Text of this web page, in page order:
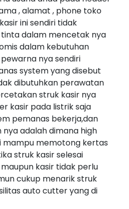
, alamat , phone toko
ini sendiri tidak
dalam mencetak nya
dalam kebutuhan
nya sendiri
system yang disebut
dibutuhkan perawatan
struk kasir nya
kasir pada listrik saja
pemanas bekerja,dan
adalah dimana high
mampu memotong kertas
struk kasir selesai
kasir tidak perlu
cukup menarik struk
auto cutter yang di